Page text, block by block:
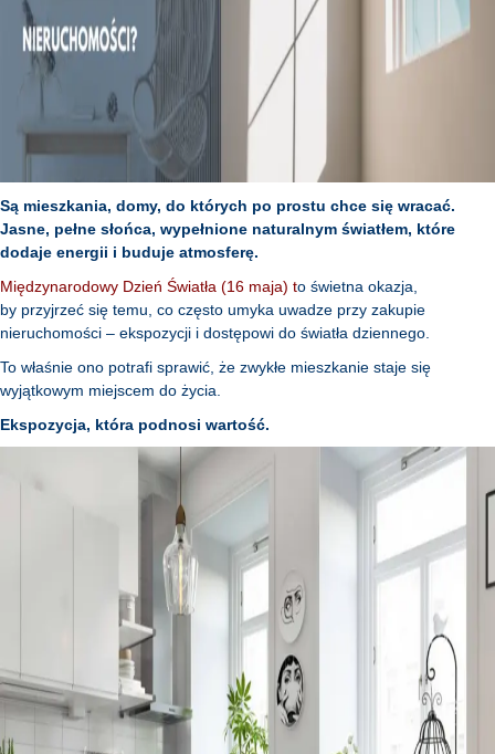
Są mieszkania, domy, do których po prostu chce się wracać.
Jasne, pełne słońca, wypełnione naturalnym światłem, które
dodaje energii i buduje atmosferę.
Międzynarodowy Dzień Światła (16 maja) to świetna okazja,
by przyjrzeć się temu, co często umyka uwadze przy zakupie
nieruchomości – ekspozycji i dostępowi do światła dziennego.
To właśnie ono potrafi sprawić, że zwykłe mieszkanie staje się
wyjątkowym miejscem do życia.
Ekspozycja, która podnosi wartość.